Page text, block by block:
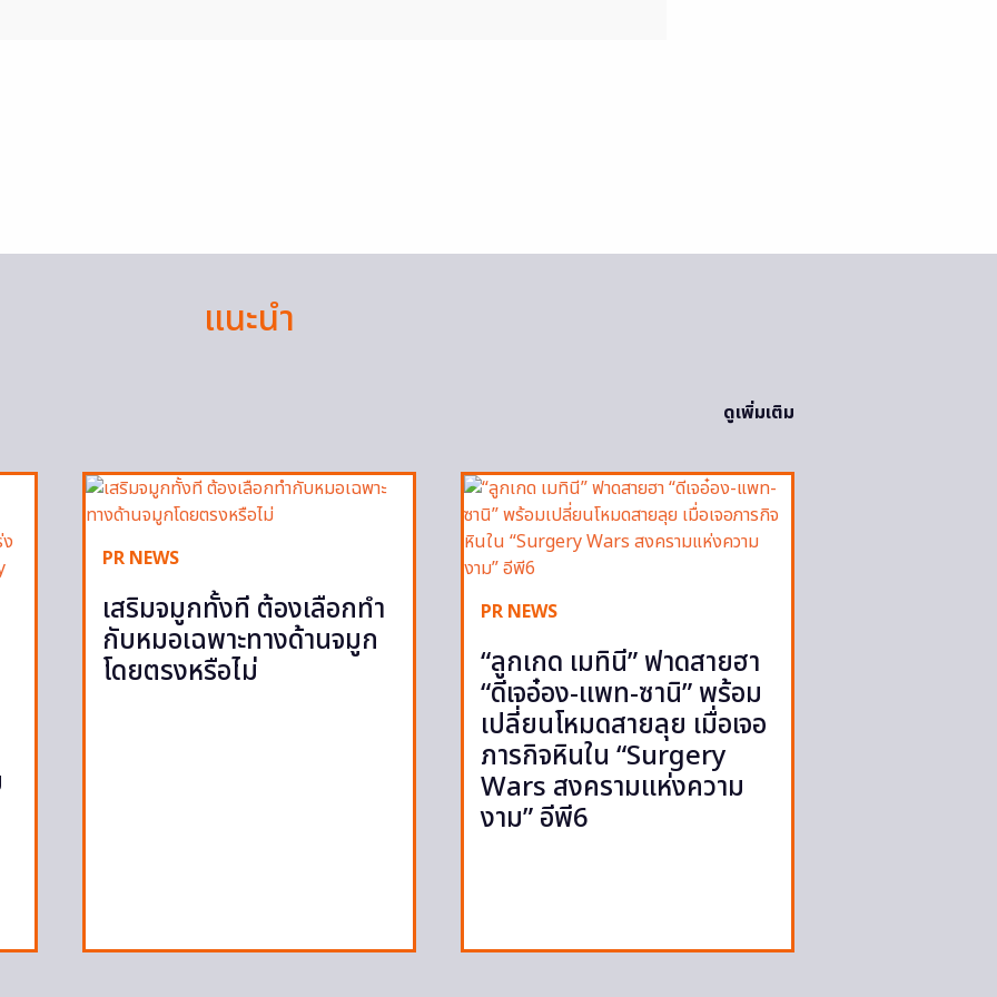
แนะนำ
ดูเพิ่มเติม
PR NEWS
เสริมจมูกทั้งที ต้องเลือกทำ
กับหมอเฉพาะทางด้านจมูก
โดยตรงหรือไม่
PR NEWS
“ลูกเกด เมทินี” ฟาดสายฮา
“ดีเจอ๋อง-แพท-ซานิ” พร้อม
เปลี่ยนโหมดสายลุย เมื่อเจอ
ภารกิจหินใน “Surgery
Wars สงครามแห่งความ
งาม” อีพี6